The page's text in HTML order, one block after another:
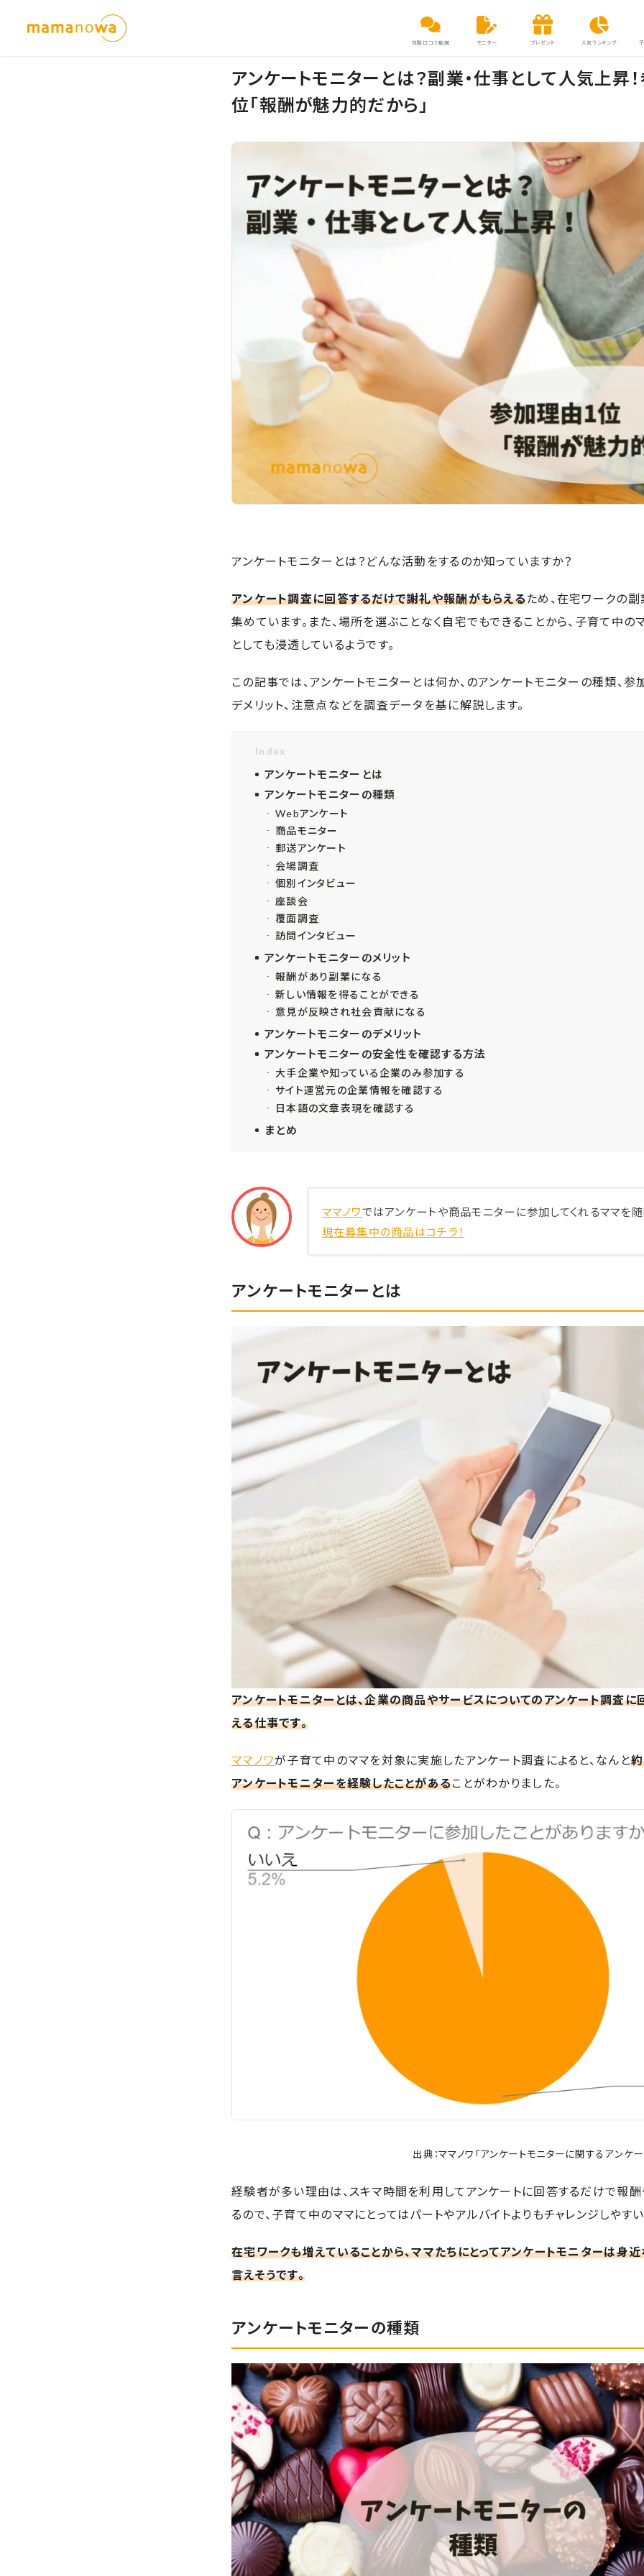
体験口コミ動画 モニター プレゼント 人気ランキング
アンケートモニターとは？副業・仕事として人気上昇
位「報酬が魅力的だから」
アンケートモニターとは？どんな活動をするのか知っていますか？
アンケート調査に回答するだけで謝礼や報酬がもらえるため、在宅ワークの
集めています。また、場所を選ぶことなく自宅でもできることから、子育て中の
としても浸透しているようです。
この記事では、アンケートモニターとは何か、のアンケートモニターの種類、参
デメリット、注意点などを調査データを基に解説します。
Index
アンケートモニターとは
アンケートモニターの種類
Webアンケート
商品モニター
郵送アンケート
会場調査
個別インタビュー
座談会
覆面調査
訪問インタビュー
アンケートモニターのメリット
報酬があり副業になる
新しい情報を得ることができる
意見が反映され社会貢献になる
アンケートモニターのデメリット
アンケートモニターの安全性を確認する方法
大手企業や知っている企業のみ参加する
サイト運営元の企業情報を確認する
日本語の文章表現を確認する
まとめ
ママノワではアンケートや商品モニターに参加してくれるママを
現在募集中の商品はコチラ！
アンケートモニターとは
アンケートモニターとは、企業の商品やサービスについてのアンケート調査に
える仕事です。
ママノワが子育て中のママを対象に実施したアンケート調査によると、なんと
アンケートモニターを経験したことがあることがわかりました。
出典：ママノワ「アンケートモニターに関するアンケ
経験者が多い理由は、スキマ時間を利用してアンケートに回答するだけで報
るので、子育て中のママにとってはパートやアルバイトよりもチャレンジしやすい
在宅ワークも増えていることから、ママたちにとってアンケートモニターは身
言えそうです。
アンケートモニターの種類